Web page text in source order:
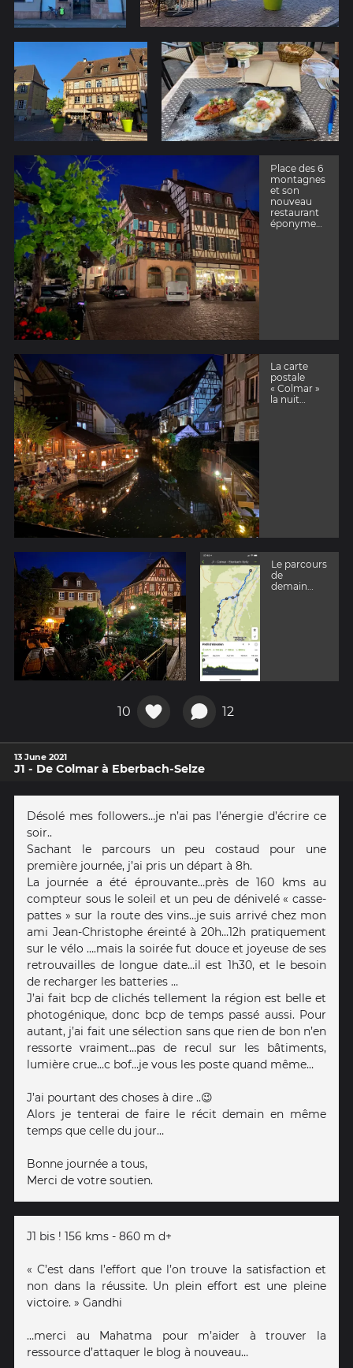
Place des 6
montagnes
et son
nouveau
restaurant
éponyme…
La carte
postale
« Colmar »
la nuit…
Le parcours
de
demain…
10 12
13 June 2021
J1 - De Colmar à Eberbach-Selze
Désolé mes followers…je n’ai pas l’énergie d’écrire ce
soir..
Sachant le parcours un peu costaud pour une
première journée, j’ai pris un départ à 8h.
La journée a été éprouvante…près de 160 kms au
compteur sous le soleil et un peu de dénivelé « casse-
pattes » sur la route des vins…je suis arrivé chez mon
ami Jean-Christophe éreinté à 20h…12h pratiquement
sur le vélo ….mais la soirée fut douce et joyeuse de ses
retrouvailles de longue date…il est 1h30, et le besoin
de recharger les batteries …
J’ai fait bcp de clichés tellement la région est belle et
photogénique, donc bcp de temps passé aussi. Pour
autant, j’ai fait une sélection sans que rien de bon n’en
ressorte vraiment…pas de recul sur les bâtiments,
lumière crue…c bof…je vous les poste quand même…
J’ai pourtant des choses à dire ..😉
Alors je tenterai de faire le récit demain en même
temps que celle du jour…
Bonne journée a tous,
Merci de votre soutien.
J1 bis ! 156 kms - 860 m d+
« C’est dans l’effort que l’on trouve la satisfaction et
non dans la réussite. Un plein effort est une pleine
victoire. » Gandhi
…merci au Mahatma pour m’aider à trouver la
ressource d’attaquer le blog à nouveau…